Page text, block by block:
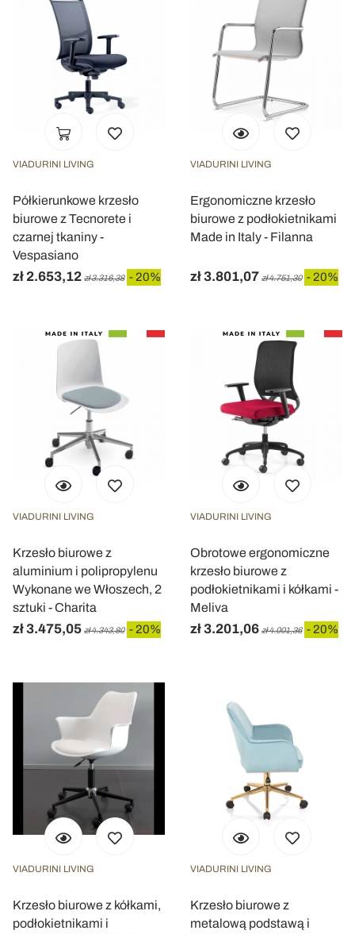
VIADURINI LIVING
Półkierunkowe krzesło
biurowe z Tecnorete i
czarnej tkaniny -
Vespasiano
zł 2.653,12 zł 3.316,38 - 20%
VIADURINI LIVING
Ergonomiczne krzesło
biurowe z podłokietnikami
Made in Italy - Filanna
zł 3.801,07 zł 4.751,30 - 20%
VIADURINI LIVING
Krzesło biurowe z
aluminium i polipropylenu
Wykonane we Włoszech, 2
sztuki - Charita
zł 3.475,05 zł 4.343,80 - 20%
VIADURINI LIVING
Obrotowe ergonomiczne
krzesło biurowe z
podłokietnikami i kółkami -
Meliva
zł 3.201,06 zł 4.001,36 - 20%
VIADURINI LIVING
Krzesło biurowe z kółkami,
podłokietnikami i
VIADURINI LIVING
Krzesło biurowe z
metalową podstawą i